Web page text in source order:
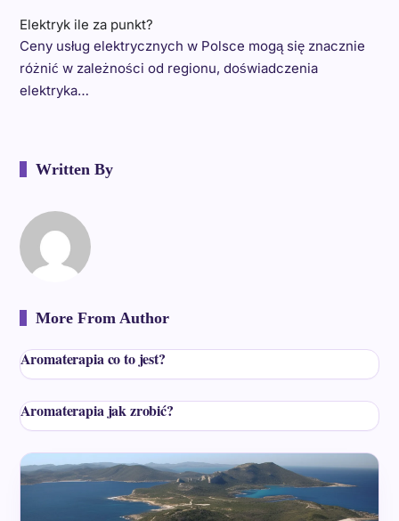
Elektryk ile za punkt?
Ceny usług elektrycznych w Polsce mogą się znacznie
różnić w zależności od regionu, doświadczenia
elektryka…
Written By
More From Author
Aromaterapia co to jest?
Aromaterapia jak zrobić?